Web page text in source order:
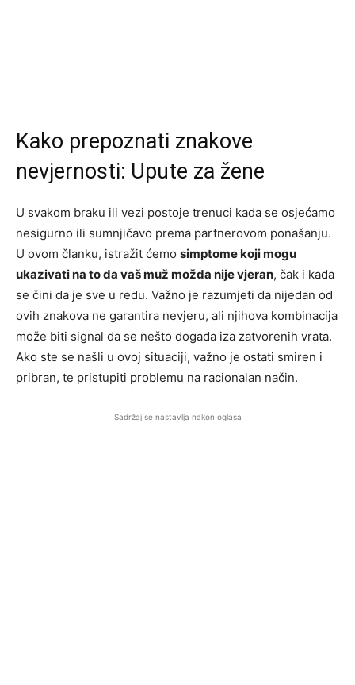
Kako prepoznati znakove
nevjernosti: Upute za žene
U svakom braku ili vezi postoje trenuci kada se osjećamo
nesigurno ili sumnjičavo prema partnerovom ponašanju.
U ovom članku, istražit ćemo simptome koji mogu
ukazivati na to da vaš muž možda nije vjeran, čak i kada
se čini da je sve u redu. Važno je razumjeti da nijedan od
ovih znakova ne garantira nevjeru, ali njihova kombinacija
može biti signal da se nešto događa iza zatvorenih vrata.
Ako ste se našli u ovoj situaciji, važno je ostati smiren i
pribran, te pristupiti problemu na racionalan način.
Sadržaj se nastavlja nakon oglasa